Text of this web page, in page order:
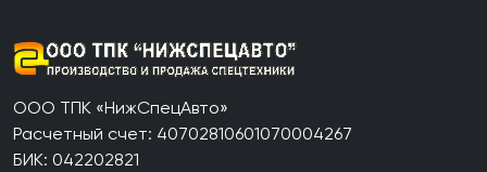
ООО ТПК «НижСпецАвто»
Расчетный счет: 40702810601070004267
БИК: 042202821